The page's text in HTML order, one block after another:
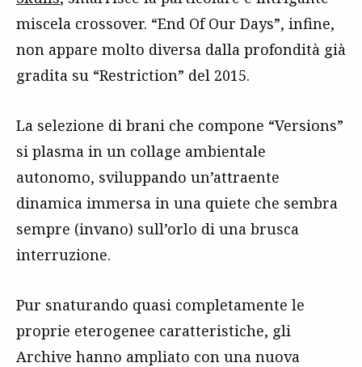
miscela crossover. “End Of Our Days”, infine,
non appare molto diversa dalla profondità già
gradita su “Restriction” del 2015.
La selezione di brani che compone “Versions”
si plasma in un collage ambientale
autonomo, sviluppando un’attraente
dinamica immersa in una quiete che sembra
sempre (invano) sull’orlo di una brusca
interruzione.
Pur snaturando quasi completamente le
proprie eterogenee caratteristiche, gli
Archive hanno ampliato con una nuova